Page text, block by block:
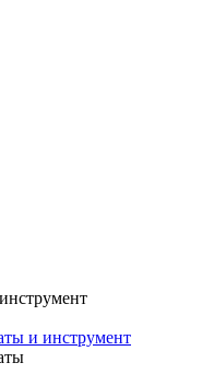
и инструмент